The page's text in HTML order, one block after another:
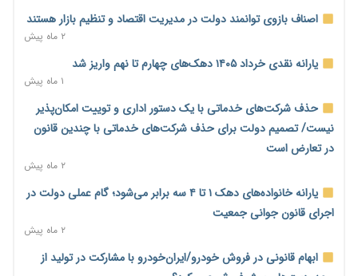
امضای تفاهم‌نامه تجاری ایران و پاکستان؛ هدف‌گذاری تجارت ۱۰
اختیارات جدید گمرکات برای تمدید ورود موقت کالا و خودرو تا
پایان شهریور ابلاغ شد
۲ روز پیش
مرحله سیزدهم کالابرگ در سایه تورم؛ قدرت خرید یارانه یک‌میلیونی
اصناف بازوی توانمند دولت در مدیریت اقتصاد و تنظیم بازار هستند
۲ ماه پیش
یارانه نقدی خرداد ۱۴۰۵ دهک‌های چهارم تا نهم واریز شد
۱ ماه پیش
حذف شرکت‌های خدماتی با یک دستور اداری و توییت امکان‌پذیر
نیست/ تصمیم دولت برای حذف شرکت‌های خدماتی با چندین قانون
در تعارض است
۲ ماه پیش
یارانه خانواده‌های دهک ۱ تا ۴ سه برابر می‌شود؛ گام عملی دولت در
اجرای قانون جوانی جمعیت
۲ ماه پیش
ابهام قانونی در فروش خودرو/ایران‌خودرو با مشارکت در تولید از